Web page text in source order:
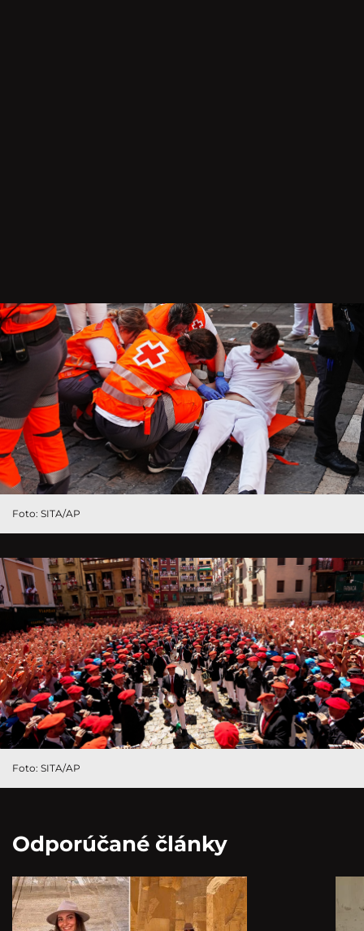
Foto: SITA/AP
Foto: SITA/AP
Odporúčané články